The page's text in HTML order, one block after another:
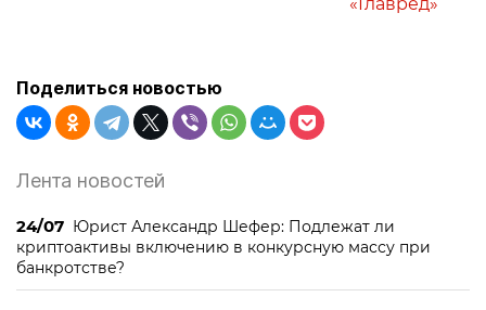
Поделиться новостью
Лента новостей
24/07 Юрист Александр Шефер: Подлежат ли
криптоактивы включению в конкурсную массу при
банкротстве?